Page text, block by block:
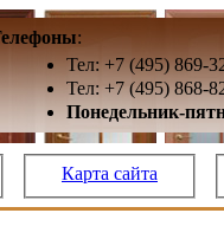
:
Тел: +7 (495) 869-
Тел: +7 (495) 868-
Понедельник-
Карта сайта